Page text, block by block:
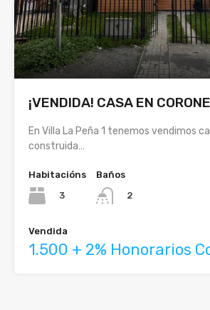
¡VENDIDA! CASA EN
En Villa La Peña 1 tenemos vendimos
construida…
Habitacións
3
Baños
2
Vendida
1.500 + 2% Honorarios